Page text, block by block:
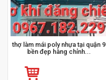
thợ làm mái poly nhựa tại quận 9
bền đẹp hàng chỉnh...